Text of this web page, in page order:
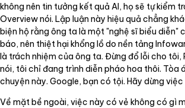
không nên tin tưởng kết quả AI, họ sẽ tự kiểm
Overview nói. Lập luận này hiệu quả chẳng
biện hộ rằng ông ta là một "nghệ sĩ biểu diễn"
báo, nên thiệt hại khổng lồ do nền tảng
là trách nhiệm của ông ta. Đừng đổ lỗi cho tôi,
nói, tôi chỉ đang trình diễn pháo hoa thôi. Tòa
chuyện này. Google, bạn có tội. Hãy dừng việc
Về mặt bề ngoài, việc này có vẻ không có gì